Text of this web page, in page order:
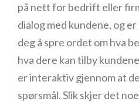
på nett for bedrift eller
dialog med kundene, og
deg å spre ordet om hva
hva dere kan tilby
er interaktiv gjennom at
spørsmål. Slik skjer det